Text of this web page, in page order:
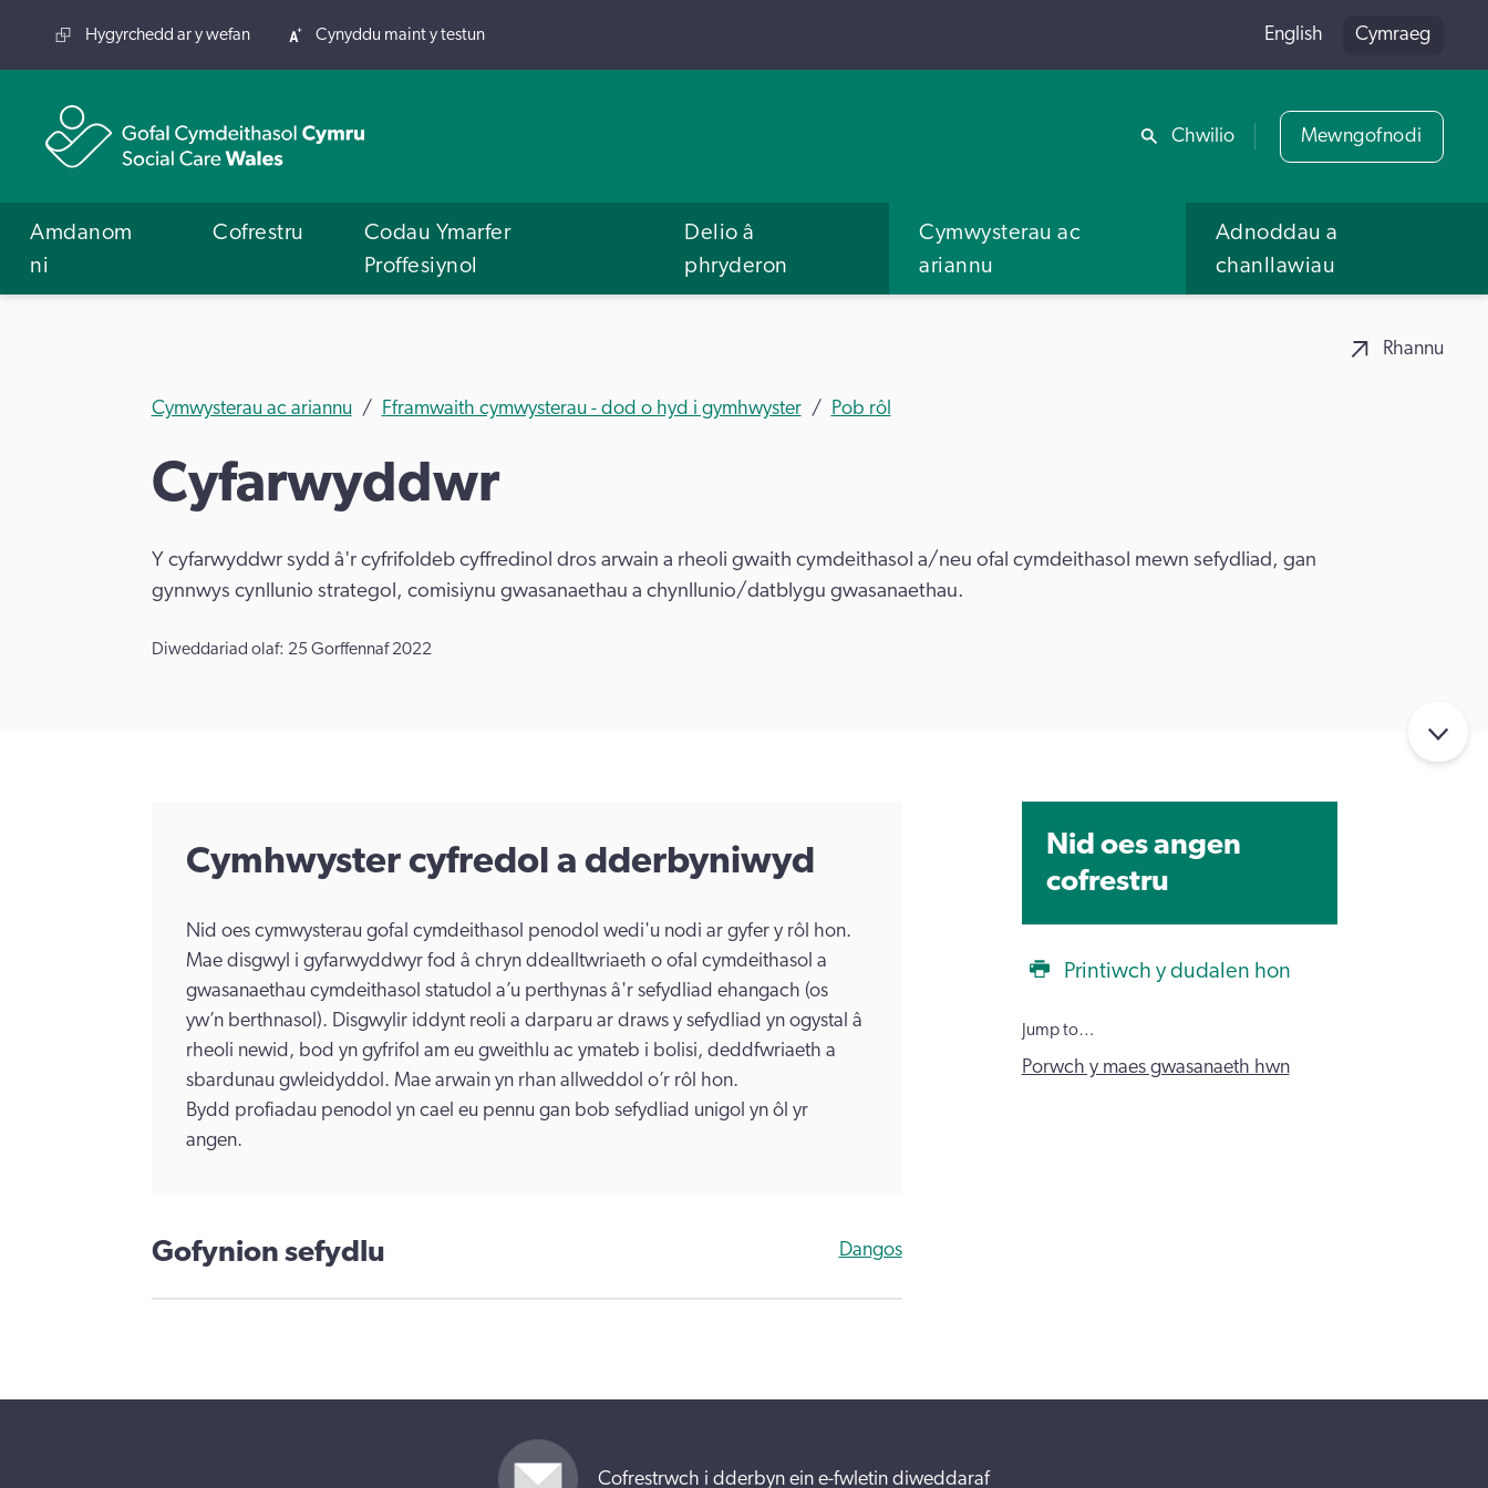
Rhannu
Hygyrchedd ar y wefan Cynyddu maint y testun English Cymraeg
Chwilio Mewngofnodi
Amdanom
ni
Cofrestru
Codau Ymarfer
Proffesiynol
Delio â
phryderon
Cymwysterau ac
ariannu
Adnoddau a
chanllawiau
Rhannu
Cymwysterau ac ariannu Fframwaith cymwysterau - dod o hyd i gymhwyster Pob rôl
Cyfarwyddwr
Y cyfarwyddwr sydd â'r cyfrifoldeb cyffredinol dros arwain a rheoli gwaith cymdeithasol a/neu ofal cymdeithasol mewn sefydliad, gan
gynnwys cynllunio strategol, comisiynu gwasanaethau a chynllunio/datblygu gwasanaethau.
Diweddariad olaf: 25 Gorffennaf 2022
Cymhwyster cyfredol a dderbyniwyd
Nid oes cymwysterau gofal cymdeithasol penodol wedi'u nodi ar gyfer y rôl hon.
Mae disgwyl i gyfarwyddwyr fod â chryn ddealltwriaeth o ofal cymdeithasol a
gwasanaethau cymdeithasol statudol a’u perthynas â'r sefydliad ehangach (os
yw’n berthnasol). Disgwylir iddynt reoli a darparu ar draws y sefydliad yn ogystal â
rheoli newid, bod yn gyfrifol am eu gweithlu ac ymateb i bolisi, deddfwriaeth a
sbardunau gwleidyddol. Mae arwain yn rhan allweddol o’r rôl hon.
Bydd profiadau penodol yn cael eu pennu gan bob sefydliad unigol yn ôl yr
angen.
Gofynion sefydlu Dangos
Nid oes angen
cofrestru
Printiwch y dudalen hon
Jump to…
Porwch y maes gwasanaeth hwn
Cofrestrwch i dderbyn ein e-fwletin diweddaraf